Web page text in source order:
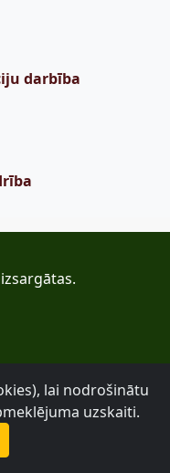
darbība
lai nodrošinātu
uzskaiti.